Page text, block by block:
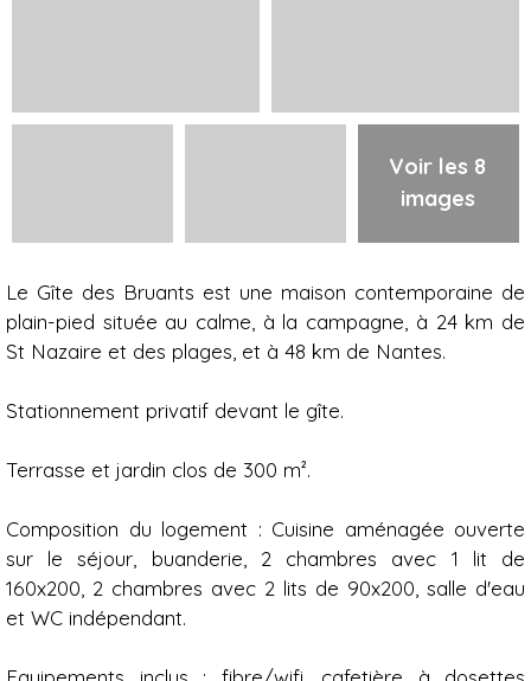
Voir les 8
images
Le Gîte des Bruants est une maison contemporaine de
plain-pied située au calme, à la campagne, à 24 km de
St Nazaire et des plages, et à 48 km de Nantes.
Stationnement privatif devant le gîte.
Terrasse et jardin clos de 300 m².
Composition du logement : Cuisine aménagée ouverte
sur le séjour, buanderie, 2 chambres avec 1 lit de
160x200, 2 chambres avec 2 lits de 90x200, salle d'eau
et WC indépendant.